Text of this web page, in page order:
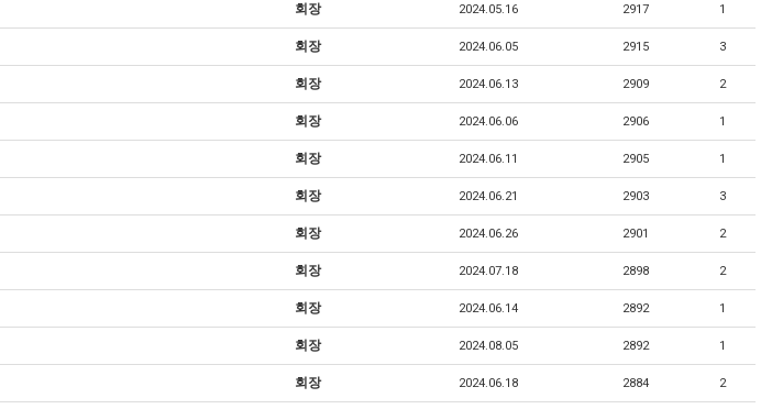
회장 2024.05.16 2917 1
회장 2024.06.05 2915 3
회장 2024.06.13 2909 2
회장 2024.06.06 2906 1
회장 2024.06.11 2905 1
회장 2024.06.21 2903 3
회장 2024.06.26 2901 2
회장 2024.07.18 2898 2
회장 2024.06.14 2892 1
회장 2024.08.05 2892 1
회장 2024.06.18 2884 2